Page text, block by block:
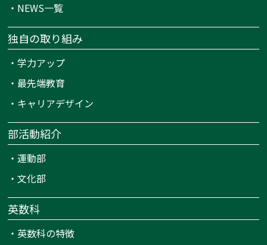
・ NEWS一覧
独自の取り組み
・学力アップ
・最先端教育
・ キャリアデザイン
部活動紹介
・運動部
・文化部
英数科
・ 英数科の特徴